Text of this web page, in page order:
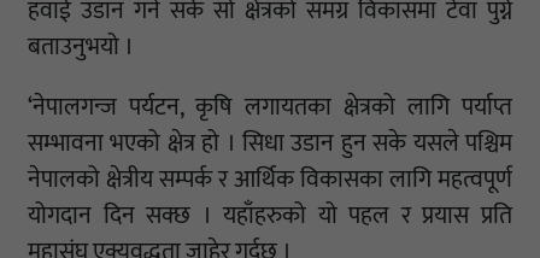
हवाई उडान गर्न सके सो क्षेत्रको समग्र विकासमा टेवा पुग्ने
बताउनुभयो ।
‘नेपालगन्ज पर्यटन, कृषि लगायतका क्षेत्रको लागि पर्याप्त
सम्भावना भएको क्षेत्र हो । सिधा उडान हुन सके यसले पश्चिम
नेपालको क्षेत्रीय सम्पर्क र आर्थिक विकासका लागि महत्वपूर्ण
योगदान दिन सक्छ । यहाँहरुको यो पहल र प्रयास प्रति